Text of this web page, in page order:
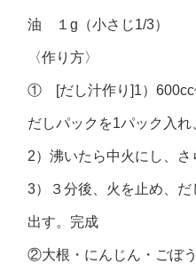
油 １g（小さじ1/3）
〈作り方〉
① [だし汁作り]1）600cc
だしパックを1パック入れ
2）沸いたら中火にし、さ
3）３分後、火を止め、
出す。完成
②大根・にんじん・ごぼ